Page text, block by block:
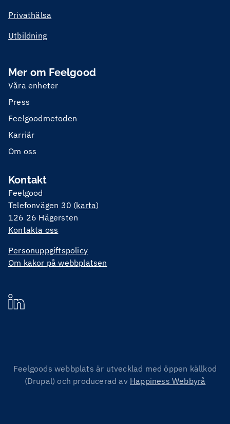
Privathälsa
Utbildning
Mer om Feelgood
Våra enheter
Press
Feelgoodmetoden
Karriär
Om oss
Kontakt
Feelgood
Telefonvägen 30 (karta)
126 26 Hägersten
Kontakta oss
Personuppgiftspolicy
Om kakor på webbplatsen
Feelgoods webbplats är utvecklad med öppen källkod
(Drupal) och producerad av Happiness Webbyrå